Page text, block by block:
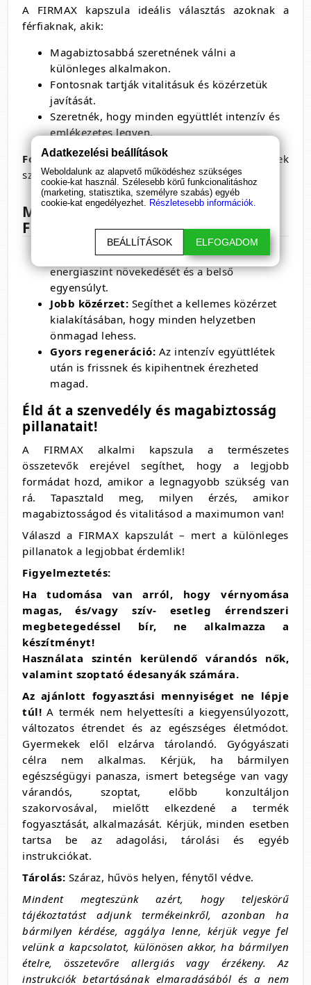
A FIRMAX kapszula ideális választás azoknak a
férfiaknak, akik:
Magabiztosabbá szeretnének válni a
különleges alkalmakon.
Fontosnak tartják vitalitásuk és közérzetük
javítását.
Szeretnék, hogy minden együttlét intenzív és
emlékezetes legyen.
Fontos:A termék kizárólag egészséges személyek
számára ajánlott.
Milyen előnyöket tapasztalhatsz a
Firmax szedésével?
Energia és magabiztosság:Támogatja az
energiaszint növekedését és a belső
egyensúlyt.
Jobb közérzet: Segíthet a kellemes közérzet
kialakításában, hogy minden helyzetben
önmagad lehess.
Gyors regeneráció: Az intenzív együttlétek
után is frissnek és kipihentnek érezheted
magad.
Éld át a szenvedély és magabiztosság
pillanatait!
A FIRMAX alkalmi kapszula a természetes
összetevők erejével segíthet, hogy a legjobb
formádat hozd, amikor a legnagyobb szükség van
rá. Tapasztald meg, milyen érzés, amikor
magabiztosságod és vitalitásod a maximumon van!
Válaszd a FIRMAX kapszulát – mert a különleges
pillanatok a legjobbat érdemlik!
Figyelmeztetés:
Ha tudomása van arról, hogy vérnyomása
magas, és/vagy szív- esetleg érrendszeri
megbetegedéssel bír, ne alkalmazza a
készítményt!
Használata szintén kerülendő várandós nők,
valamint szoptató édesanyák számára.
Az ajánlott fogyasztási mennyiséget ne lépje
túl! A termék nem helyettesíti a kiegyensúlyozott,
változatos étrendet és az egészséges életmódot.
Gyermekek elől elzárva tárolandó. Gyógyászati
célra nem alkalmas. Kérjük, ha bármilyen
egészségügyi panasza, ismert betegsége van vagy
várandós, szoptat, előbb konzultáljon
szakorvosával, mielőtt elkezdené a termék
fogyasztását, alkalmazását. Kérjük, minden esetben
tartsa be az adagolási, tárolási és egyéb
instrukciókat.
Tárolás: Száraz, hűvös helyen, fénytől védve.
Mindent megteszünk azért, hogy teljeskörű
tájékoztatást adjunk termékeinkről, azonban ha
bármilyen kérdése, aggálya lenne, kérjük vegye fel
velünk a kapcsolatot, különösen akkor, ha bármilyen
ételre, összetevőre allergiás vagy érzékeny. Az
instrukciók betartásának elmaradásából és a nem
Adatkezelési beállítások
Weboldalunk az alapvető működéshez szükséges
cookie-kat használ. Szélesebb körű funkcionalitáshoz
(marketing, statisztika, személyre szabás) egyéb
cookie-kat engedélyezhet. Részletesebb információk.
BEÁLLÍTÁSOK ELFOGADOM